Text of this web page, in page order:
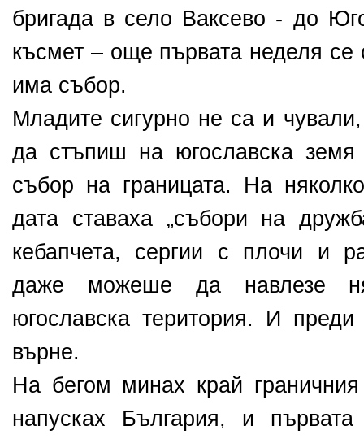
бригада в село Ваксево - до
късмет – още първата неделя се
има събор.
Младите сигурно не са и
да стъпиш на югославска
събор на границата. На
дата ставаха „събори на
кебапчета, сергии с плочи и
даже можеше да навлезе
югославска територия. И
върне.
На бегом минах край
напусках България, и